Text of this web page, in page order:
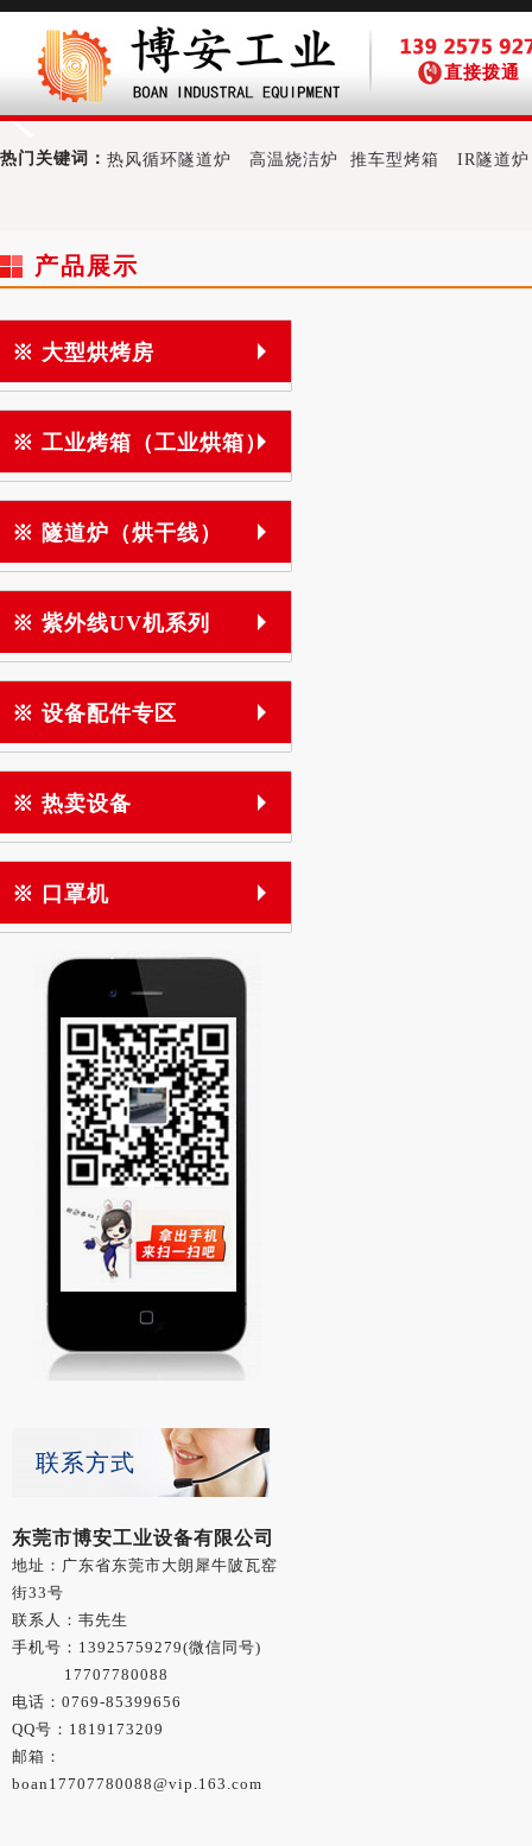
直接拨通
热门关键词： 热风循环隧道炉 高温烧洁炉 推车型烤箱 IR隧道炉
产品展示
※ 大型烘烤房
※ 工业烤箱（工业烘箱）
※ 隧道炉（烘干线）
※ 紫外线UV机系列
※ 设备配件专区
※ 热卖设备
※ 口罩机
联系方式
东莞市博安工业设备有限公司
地址：广东省东莞市大朗犀牛陂瓦窑
街33号
联系人：韦先生
手机号： 13925759279(微信同号)
17707780088
电话：0769-85399656
QQ号：1819173209
邮箱：
boan17707780088@vip.163.com